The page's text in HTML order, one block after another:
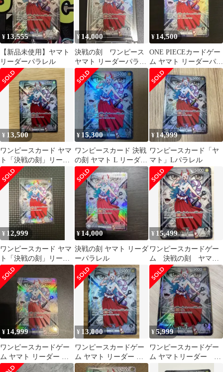
¥ 13,555
【新品未使用】ヤマト
リーダーパラレル
¥ 14,000
決戦の刻 ワンピース
ヤマト リーダーパラレ
ル OP06-079
¥ 14,500
ONE PIECEカードゲー
ム ヤマト リーダーパラ
レル
¥ 13,500
ワンピースカード ヤマ
ト「決戦の刻」リーダ
ーパラレル 黒
¥ 15,300
ワンピースカード 決戦
の刻 ヤマト L リーダー
パラレル
¥ 14,999
ワンピースカード「ヤ
マト」Lパラレル
¥ 12,999
ワンピースカード ヤマ
ト「決戦の刻」リーダ
ーパラレル
¥14,000
決戦の刻 ヤマト リーダ
ーパラレル
¥ 15,499
ワンピースカードゲー
ム 決戦の刻 ヤマ
ト リーダーパラレル
¥ 14,999
ワンピースカードゲー
ム ヤマト リーダー パ
ラレル 決戦の刻
¥ 13,000
ワンピースカードゲー
ム ヤマト リーダー パ
ラレル OP06-079
¥5,999
ワンピースカードゲー
ム ヤマトリーダー パ